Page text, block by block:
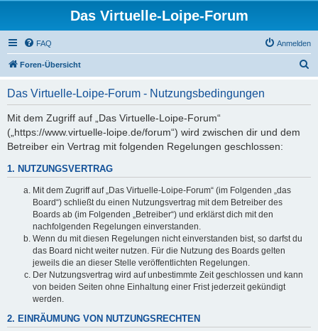
Das Virtuelle-Loipe-Forum
FAQ Anmelden
Foren-Übersicht
Das Virtuelle-Loipe-Forum - Nutzungsbedingungen
Mit dem Zugriff auf „Das Virtuelle-Loipe-Forum“
(„https://www.virtuelle-loipe.de/forum“) wird zwischen dir und dem
Betreiber ein Vertrag mit folgenden Regelungen geschlossen:
1. NUTZUNGSVERTRAG
Mit dem Zugriff auf „Das Virtuelle-Loipe-Forum“ (im Folgenden „das
Board“) schließt du einen Nutzungsvertrag mit dem Betreiber des
Boards ab (im Folgenden „Betreiber“) und erklärst dich mit den
nachfolgenden Regelungen einverstanden.
Wenn du mit diesen Regelungen nicht einverstanden bist, so darfst du
das Board nicht weiter nutzen. Für die Nutzung des Boards gelten
jeweils die an dieser Stelle veröffentlichten Regelungen.
Der Nutzungsvertrag wird auf unbestimmte Zeit geschlossen und kann
von beiden Seiten ohne Einhaltung einer Frist jederzeit gekündigt
werden.
2. EINRÄUMUNG VON NUTZUNGSRECHTEN